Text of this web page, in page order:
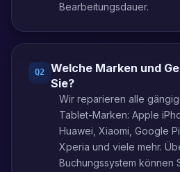
Bearbeitungsdauer.
Q2
Welche Marken und
Sie?
Wir reparieren alle
Tablet-Marken: Apple
Huawei, Xiaomi, Google
Xperia und viele mehr.
Buchungssystem können